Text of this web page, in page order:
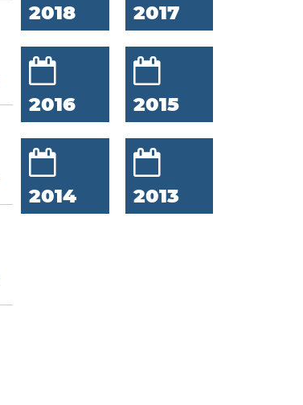
2018 2017
2016 2015
2014 2013